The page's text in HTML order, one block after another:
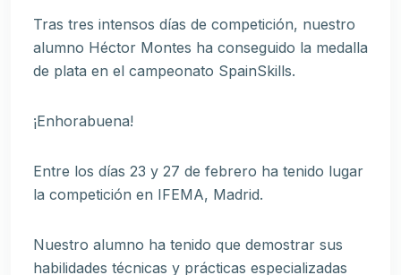
Tras tres intensos días de competición, nuestro
alumno Héctor Montes ha conseguido la medalla
de plata en el campeonato SpainSkills.
¡Enhorabuena!
Entre los días 23 y 27 de febrero ha tenido lugar
la competición en IFEMA, Madrid.
Nuestro alumno ha tenido que demostrar sus
habilidades técnicas y prácticas especializadas